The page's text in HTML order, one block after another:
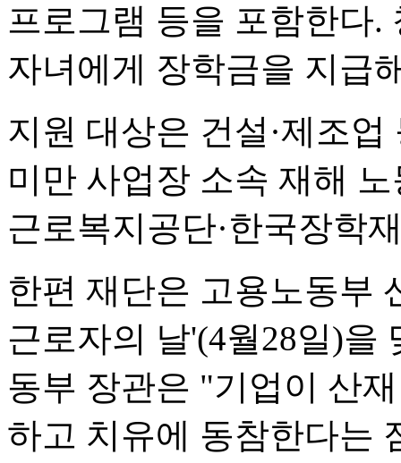
프로그램 등을 포함한다.
자녀에게 장학금을 지급
지원 대상은 건설·제조
미만 사업장 소속 재해
근로복지공단·한국장학
한편 재단은 고용노동부
근로자의 날'(4월28일)을
동부 장관은 "기업이 산
하고 치유에 동참한다는